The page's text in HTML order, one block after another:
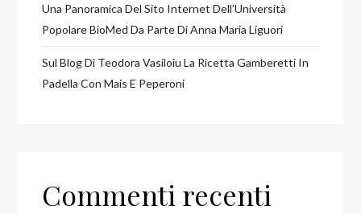
Una Panoramica Del Sito Internet Dell’Università
Popolare BioMed Da Parte Di Anna Maria Liguori
Sul Blog Di Teodora Vasiloiu La Ricetta Gamberetti In
Padella Con Mais E Peperoni
Commenti recenti